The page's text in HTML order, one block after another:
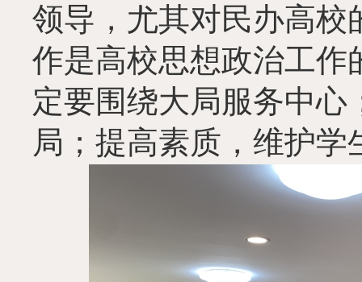
领导，尤其对民办高校
作是高校思想政治工作
定要围绕大局服务中
局；提高素质，维护学